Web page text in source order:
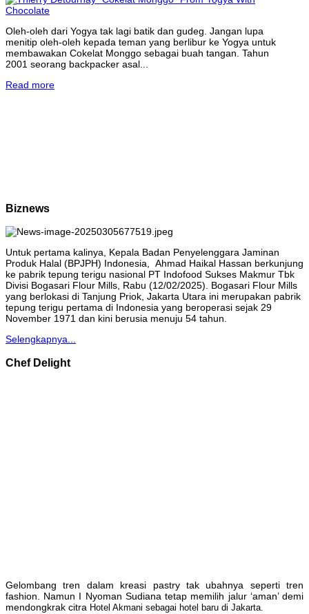
Oleh-oleh dari Yogya tak lagi batik dan gudeg. Jangan lupa
menitip oleh-oleh kepada teman yang berlibur ke Yogya untuk
membawakan Cokelat Monggo sebagai buah tangan. Tahun
2001 seorang backpacker asal...
Read more
Biznews
Untuk pertama kalinya, Kepala Badan Penyelenggara Jaminan
Produk Halal (BPJPH) Indonesia, Ahmad Haikal Hassan berkunjung
ke pabrik tepung terigu nasional PT Indofood Sukses Makmur Tbk
Divisi Bogasari Flour Mills, Rabu (12/02/2025). Bogasari Flour Mills
yang berlokasi di Tanjung Priok, Jakarta Utara ini merupakan pabrik
tepung terigu pertama di Indonesia yang beroperasi sejak 29
November 1971 dan kini berusia menuju 54 tahun.
Selengkapnya...
Chef Delight
Gelombang tren dalam kreasi pastry tak ubahnya seperti tren
fashion. Namun I Nyoman Sudiana tetap memilih jalur ‘aman’ demi
mendongkrak citra Hotel Akmani sebagai hotel baru di Jakarta.